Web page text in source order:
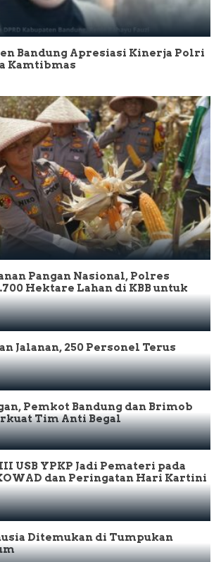
Bandung Apresiasi Kinerja Polri
Kamtibmas
Pangan Nasional, Polres
Hektare Lahan di KBB untuk
Jalanan, 250 Personel Terus
Pemkot Bandung dan Brimob
Tim Anti Begal
USB YPKP Jadi Pemateri pada
dan Peringatan Hari Kartini
Ditemukan di Tumpukan